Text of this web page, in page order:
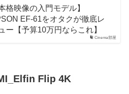
Cinema部屋
本格映像の入門モデル】
EF-61をオタクが徹底レ
ー【予算10万円ならこれ】
Flip 4K